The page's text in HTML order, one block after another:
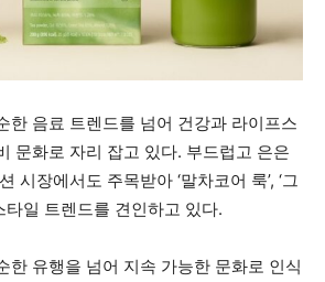
한 음료 트렌드를 넘어 건강과 라이프스
문화로 자리 잡고 있다. 부드럽고 은은
시장에서도 주목받아 ‘말차코어 룩’, ‘그
타일 트렌드를 견인하고 있다.
한 유행을 넘어 지속 가능한 문화로 인식